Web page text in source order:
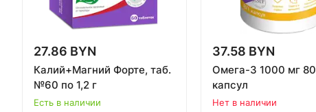
27.86 BYN
Калий+Магний Форте, таб.
№60 по 1,2 г
Есть в наличии
37.58 BYN
Омега-3 1000 мг 80
капсул
Нет в наличии